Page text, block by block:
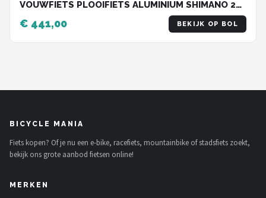
VOUWFIETS PLOOIFIETS ALUMINIUM SHIMANO 20
€ 441,00 BEKIJK OP BOL
BICYCLE MANIA
Fiets kopen? Of je nu een e-bike, racefiets, mountainbike of stadsfiets zoekt,
bekijk ons grote aanbod fietsen online!
MERKEN